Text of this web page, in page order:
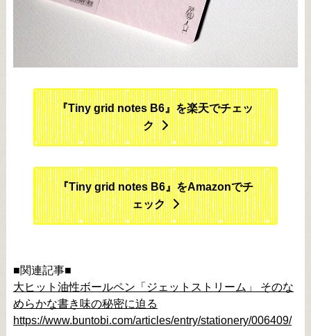
『Tiny grid notes B6』を楽天でチェッ
ク
『Tiny grid notes B6』をAmazonでチ
ェック
■関連記事■
大ヒット油性ボールペン「ジェットストリーム」 そのな
めらかな書き味の秘密に迫る
https://www.buntobi.com/articles/entry/stationery/006409/